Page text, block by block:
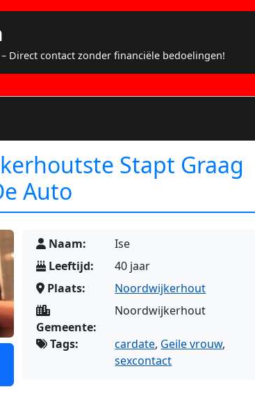
Direct contact zonder financiële bedoelingen!
Stapt Graag
Auto
Naam:
Ise
Leeftijd:
40 jaar
Plaats:
Noordwijkerhout
Gemeente:
Noordwijkerhout
Tags: cardate, Geile vrouw,
sexcontact